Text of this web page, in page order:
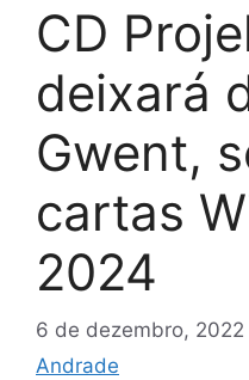
CD
deixará
Gwent,
cartas
2024
6 de dezembro, 2022
Andrade